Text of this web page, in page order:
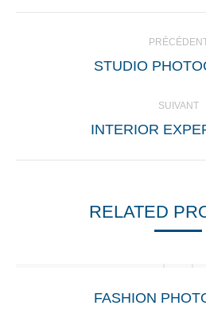
COMMENTAIRE
STUDIO
SUIVANT
INTERIOR
RELATED
FASHION